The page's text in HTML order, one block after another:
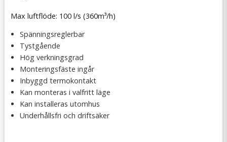
Max luftflöde: 100 l/s (360m³/h)
Spänningsreglerbar
Tystgående
Hög verkningsgrad
Monteringsfäste ingår
Inbyggd termokontakt
Kan monteras i valfritt läge
Kan installeras utomhus
Underhållsfri och driftsäker